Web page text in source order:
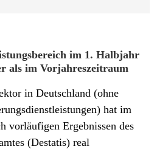
im 1. Halbjahr
als im Vorjahreszeitraum
in Deutschland (ohne
hat im
vorläufigen Ergebnissen des
(Destatis) real